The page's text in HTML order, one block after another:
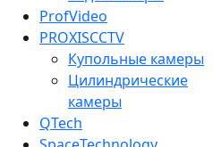
ProfVideo
PROXISCCTV
Купольные камеры
Цилиндрические
камеры
QTech